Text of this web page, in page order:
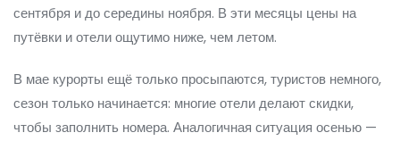
сентября и до середины ноября. В эти месяцы цены на
путёвки и отели ощутимо ниже, чем летом.
В мае курорты ещё только просыпаются, туристов немного,
сезон только начинается: многие отели делают скидки,
чтобы заполнить номера. Аналогичная ситуация осенью —